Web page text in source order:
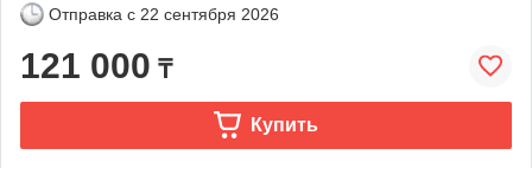
Отправка с 22 сентября 2026
121 000 ₸
Купить